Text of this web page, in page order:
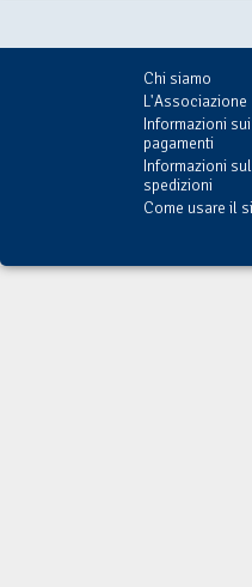
Chi siamo
L'Associazione
Informazioni sui
pagamenti
Informazioni
spedizioni
Come usare il